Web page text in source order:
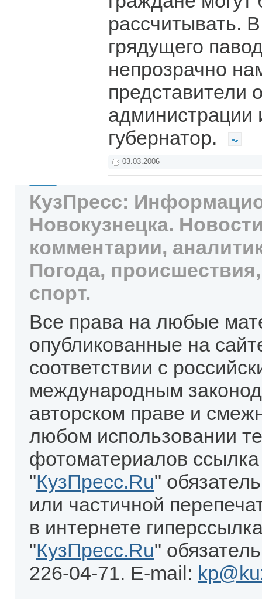
рассчитывать.
грядущего
непрозрачно
представители
администрации
губернатор.
03.03.2006
КузПресс:
Новокузнецка.
комментарии,
Погода,
спорт.
Все права на любые
опубликованные на
соответствии с
международным
авторском праве и
любом использовании
фотоматериалов
"КузПресс.Ru"
или частичной
в интернете
"КузПресс.Ru"
226-04-71. E-mail: